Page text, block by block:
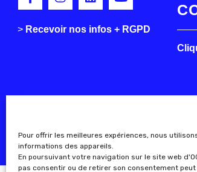
Pour offrir les meilleures expériences, nous
informations des appareils.
En poursuivant votre navigation sur le site web
pas consentir ou de retirer son consentement
> Recevoir nos infos + RGPD